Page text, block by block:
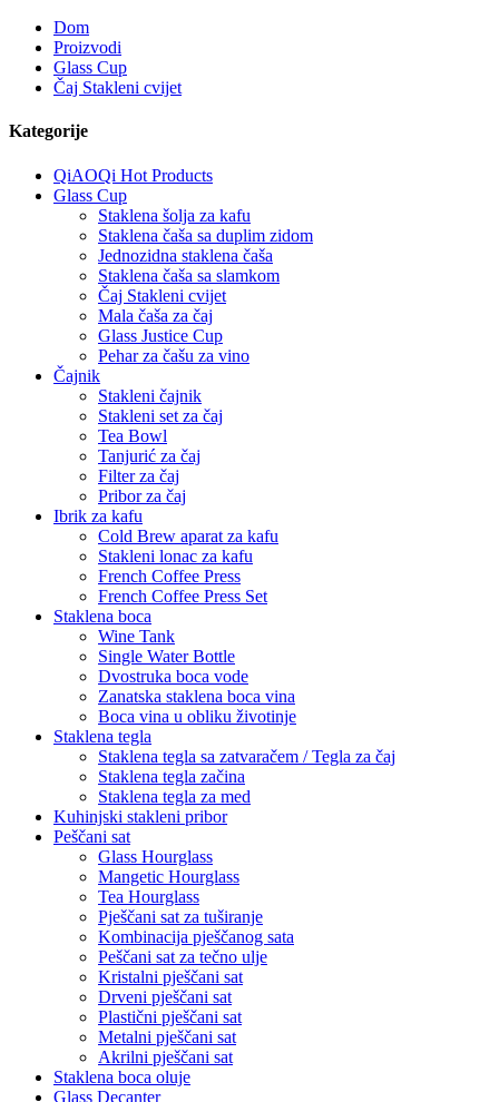
Dom
Proizvodi
Glass Cup
Čaj Stakleni cvijet
Kategorije
QiAOQi Hot Products
Glass Cup
Staklena šolja za kafu
Staklena čaša sa duplim zidom
Jednozidna staklena čaša
Staklena čaša sa slamkom
Čaj Stakleni cvijet
Mala čaša za čaj
Glass Justice Cup
Pehar za čašu za vino
Čajnik
Stakleni čajnik
Stakleni set za čaj
Tea Bowl
Tanjurić za čaj
Filter za čaj
Pribor za čaj
Ibrik za kafu
Cold Brew aparat za kafu
Stakleni lonac za kafu
French Coffee Press
French Coffee Press Set
Staklena boca
Wine Tank
Single Water Bottle
Dvostruka boca vode
Zanatska staklena boca vina
Boca vina u obliku životinje
Staklena tegla
Staklena tegla sa zatvaračem / Tegla za čaj
Staklena tegla začina
Staklena tegla za med
Kuhinjski stakleni pribor
Peščani sat
Glass Hourglass
Mangetic Hourglass
Tea Hourglass
Pješčani sat za tuširanje
Kombinacija pješčanog sata
Peščani sat za tečno ulje
Kristalni pješčani sat
Drveni pješčani sat
Plastični pješčani sat
Metalni pješčani sat
Akrilni pješčani sat
Staklena boca oluje
Glass Decanter